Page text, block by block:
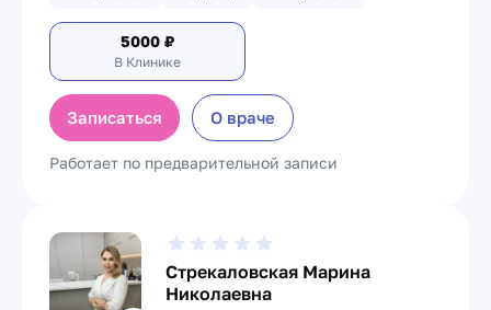
5000 ₽
В Клинике
Записаться О враче
Работает по предварительной записи
Стрекаловская Марина
Николаевна